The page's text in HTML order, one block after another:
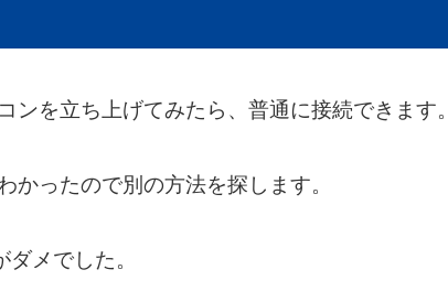
を立ち上げてみたら、普通に接続できます。
ったので別の方法を探します。
メでした。